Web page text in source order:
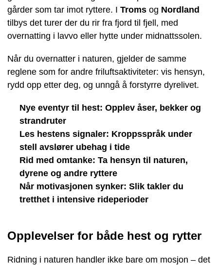
gårder som tar imot ryttere. I Troms og Nordland
tilbys det turer der du rir fra fjord til fjell, med
overnatting i lavvo eller hytte under midnattssolen.
Når du overnatter i naturen, gjelder de samme
reglene som for andre friluftsaktiviteter: vis hensyn,
rydd opp etter deg, og unngå å forstyrre dyrelivet.
Nye eventyr til hest: Opplev åser, bekker og
strandruter
Les hestens signaler: Kroppsspråk under
stell avslører ubehag i tide
Rid med omtanke: Ta hensyn til naturen,
dyrene og andre ryttere
Når motivasjonen synker: Slik takler du
tretthet i intensive rideperioder
Opplevelser for både hest og rytter
Ridning i naturen handler ikke bare om mosjon – det